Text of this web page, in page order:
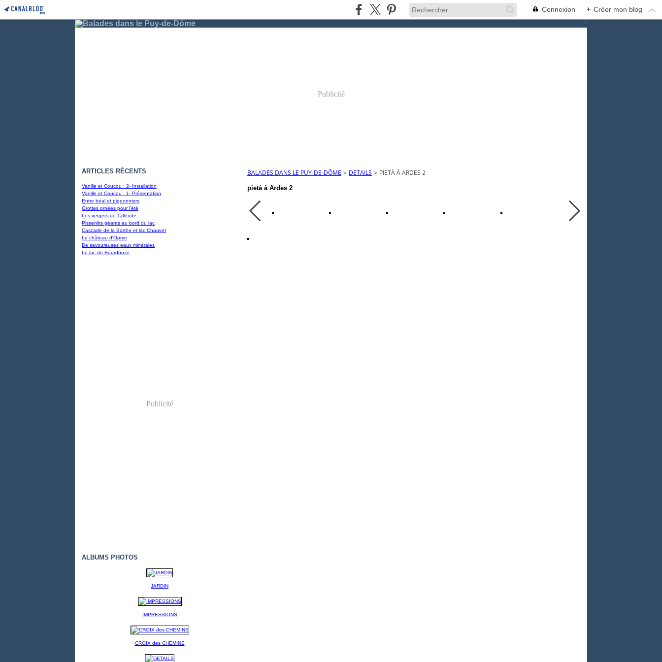
Connexion + Créer mon blog
Publicité
ARTICLES RÉCENTS
Vanille et Coucou : 2- Installation
Vanille et Coucou : 1- Présentation
Entre béal et pigeonniers
Grottes ornées pour l'été
Les vergers de Tallende
Pissenlits géants au bord du lac
Cascade de la Barthe et lac Chauvet
Le château d'Opme
De savoureuses eaux minérales
Le lac de Bourdouze
Publicité
ALBUMS PHOTOS
JARDIN
IMPRESSIONS
CROIX des CHEMINS
BALADES DANS LE PUY-DE-DÔME > DETAILS > PIETÀ À ARDES 2
pietà à Ardes 2